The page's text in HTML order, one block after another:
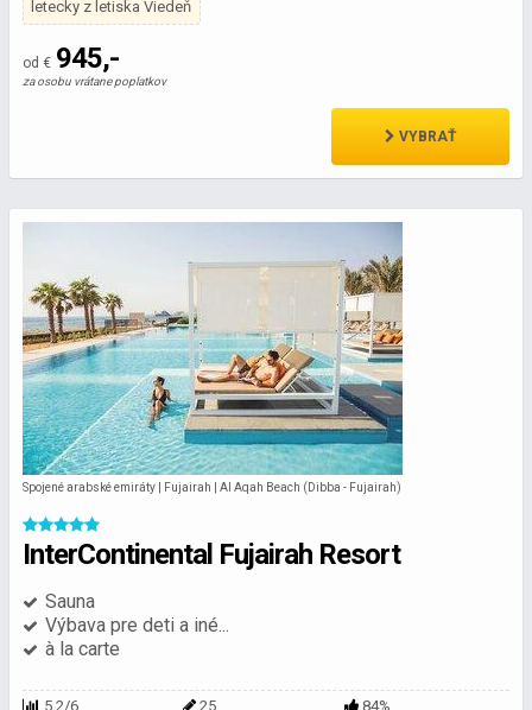
letecky z letiska Viedeň
od € 945,-
za osobu vrátane poplatkov
VYBRAŤ
Spojené arabské emiráty | Fujairah | Al Aqah Beach (Dibba - Fujairah)
InterContinental Fujairah Resort
Sauna
Výbava pre deti a iné...
à la carte
5.2/6 25 84%